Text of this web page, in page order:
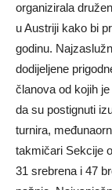
organizirala
u Austriji kako bi
godinu.
dodijeljene
članova od kojih
da su postignuti
turnira,
takmičari Sekcije
31 srebrena i 47